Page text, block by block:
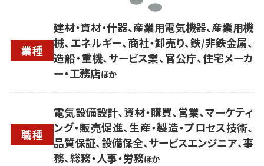
業種
建材・資材・什器、産業用電気機器、産業用機
械、エネルギー、商社・卸売り、鉄/非鉄金属、
造船・重機、サービス業、官公庁、住宅メーカ
ー・工務店ほか
職種
電気設備設計、資材・購買、営業、マーケティ
ング・販売促進、生産・製造・プロセス技術、
品質保証、設備保全、サービスエンジニア、事
務、総務・人事・労務ほか